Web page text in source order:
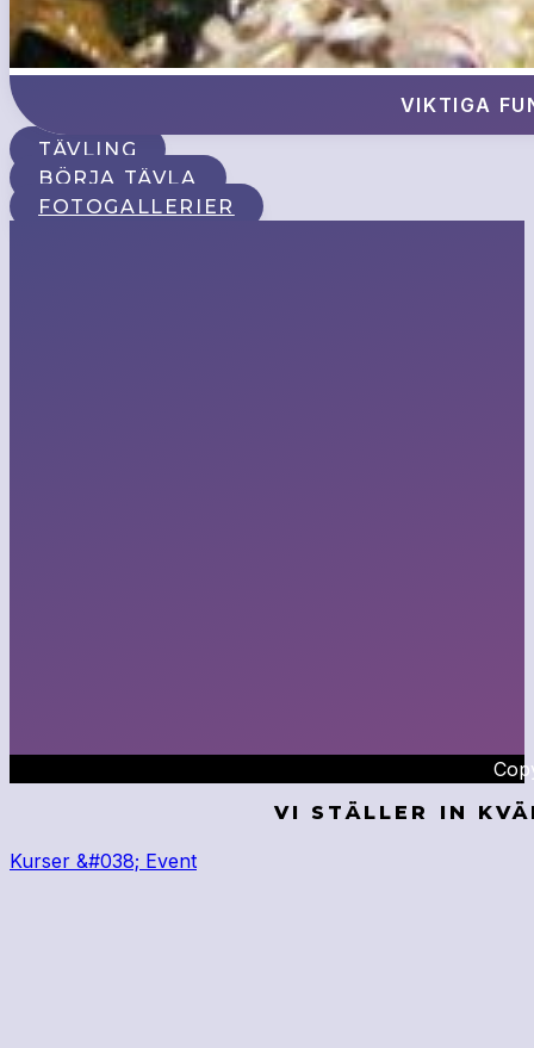
VIKTIGA
TÄVLING
BÖRJA TÄVLA
FOTOGALLERIER
VI STÄLLER IN
Kurser &#038; Event